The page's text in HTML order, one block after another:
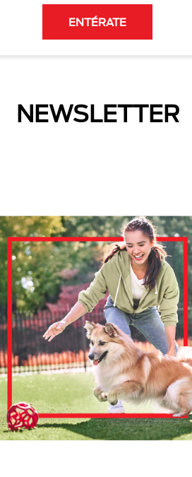
ENTÉRATE
NEWSLETTER